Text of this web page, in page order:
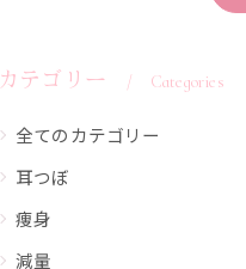
カテゴリー Categories
全てのカテゴリー
耳つぼ
痩身
減量